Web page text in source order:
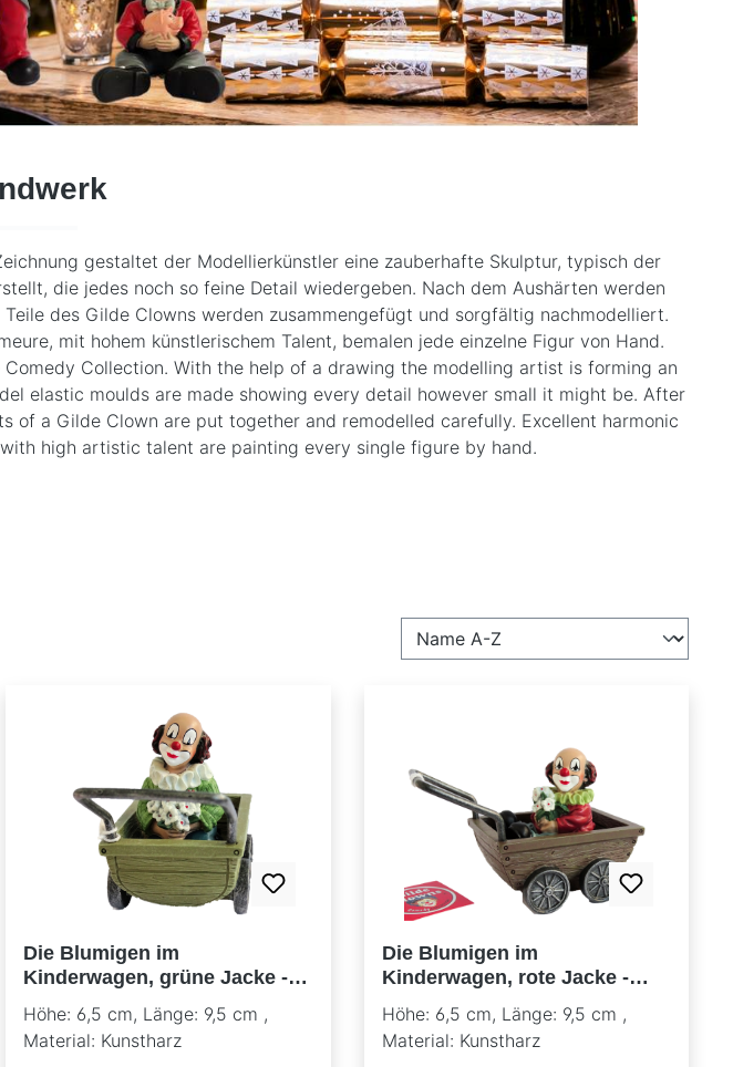
gestaltet der Modellierkünstler eine zauberhafte Skulptur, typisch der
die jedes noch so feine Detail wiedergeben. Nach dem Aushärten werden
des Gilde Clowns werden zusammengefügt und sorgfältig nachmodelliert.
mit hohem künstlerischem Talent, bemalen jede einzelne Figur von Hand.
Collection. With the help of a drawing the modelling artist is forming an
elastic moulds are made showing every detail however small it might be. After
of a Gilde Clown are put together and remodelled carefully. Excellent harmonic
high artistic talent are painting every single figure by hand.
Die Blumigen im
Kinderwagen, grüne Jacke -
Höhe: 6,5 cm, Länge: 9,5 cm ,
Material: Kunstharz
Die Blumigen im
Kinderwagen, rote Jacke -
Höhe: 6,5 cm, Länge: 9,5 cm ,
Material: Kunstharz